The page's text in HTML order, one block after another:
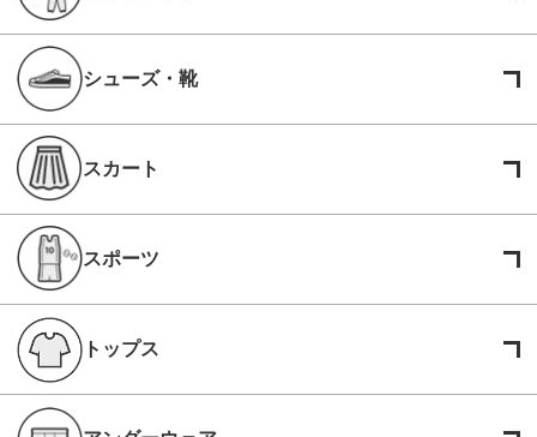
シューズ・靴
スカート
スポーツ
トップス